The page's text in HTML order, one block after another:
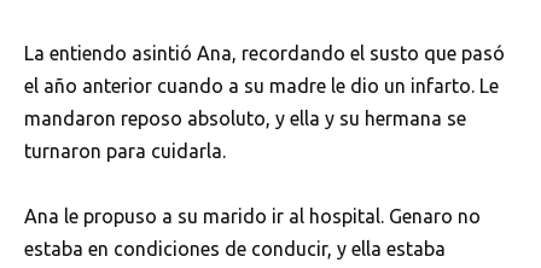
La entiendo asintió Ana, recordando el susto que pasó
el año anterior cuando a su madre le dio un infarto. Le
mandaron reposo absoluto, y ella y su hermana se
turnaron para cuidarla.
Ana le propuso a su marido ir al hospital. Genaro no
estaba en condiciones de conducir, y ella estaba